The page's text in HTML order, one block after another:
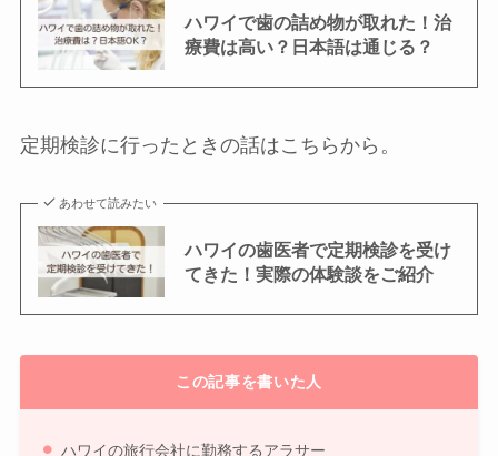
ハワイで歯の詰め物が取れた！治
療費は高い？日本語は通じる？
定期検診に行ったときの話はこちらから。
あわせて読みたい
ハワイの歯医者で定期検診を受け
てきた！実際の体験談をご紹介
この記事を書いた人
ハワイの旅行会社に勤務するアラサー